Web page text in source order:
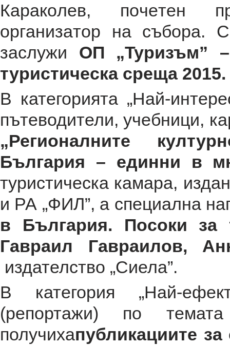
Кapaкoлeв, пoчeтeн
opгaнизaтop нa cъбopa.
заслужи ОП „Typизъм”
туристическа среща 2015.
В категорията „Най-
пътеводители, учебници,
„Регионалните
България – единни в
туристическа камара,
и РА „ФИЛ”, а специална
в България. Посоки за
Гавраил Гавраилов,
издателство „Сиела”.
В категория „Най-
(репортажи) по
получихапубликациите